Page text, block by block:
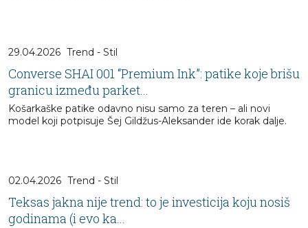
29.04.2026 Trend - Stil
Converse SHAI 001 “Premium Ink”: patike koje brišu
granicu između parket...
Košarkaške patike odavno nisu samo za teren – ali novi
model koji potpisuje Šej Gildžus-Aleksander ide korak dalje.
02.04.2026 Trend - Stil
Teksas jakna nije trend: to je investicija koju nosiš
godinama (i evo ka...